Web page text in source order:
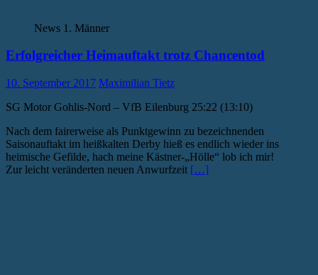
News 1. Männer
Erfolgreicher Heimauftakt trotz Chancentod
10. September 2017 Maximilian Tietz
SG Motor Gohlis-Nord – VfB Eilenburg 25:22 (13:10)
Nach dem fairerweise als Punktgewinn zu bezeichnenden
Saisonauftakt im heißkalten Derby hieß es endlich wieder ins
heimische Gefilde, hach meine Kästner-„Hölle“ lob ich mir!
Zur leicht veränderten neuen Anwurfzeit […]